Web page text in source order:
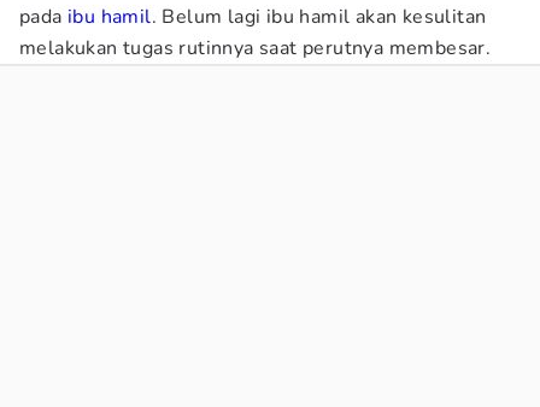
pada ibu hamil. Belum lagi ibu hamil akan kesulitan
melakukan tugas rutinnya saat perutnya membesar.